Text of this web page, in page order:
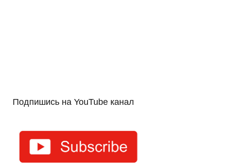
Подпишись на YouTube канал